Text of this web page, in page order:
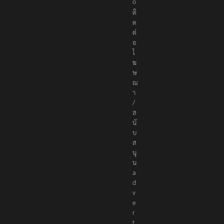
ติ
ด
ต่
อ
โ
ฆ
ษ
ณ
า
/
ส
นั
บ
ส
นุ
น
a
d
v
e
r
t